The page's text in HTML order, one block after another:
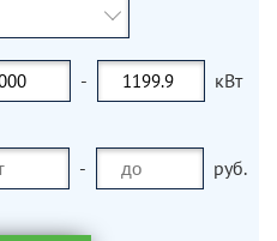
- кВт
- руб.